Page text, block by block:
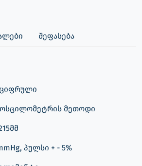
შეფასება
ციფრული
ოსცილომეტრის მეთოდი
პულსი + - 5%